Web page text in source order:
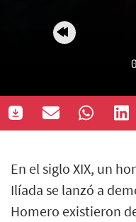
En el siglo XIX, un
Ilíada se lanzó a
Homero existieron